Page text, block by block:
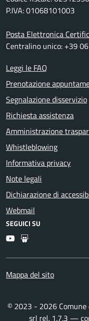
P.IVA: 01068101003
Posta Elettronica
Centralino unico: +39
Leggi le FAQ
Prenotazione
Segnalazione disservizio
Richiesta assistenza
Amministrazione
Whistleblowing
Informativa privacy
Note legali
Dichiarazione di
Webmail
SEGUICI SU
YoutubeSlideshare
Mappa del sito
© 2023 - 2026
srl rel. 1.7.3 —